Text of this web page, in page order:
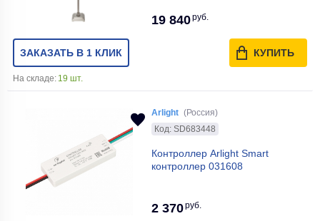
19 840руб.
ЗАКАЗАТЬ В 1 КЛИК КУПИТЬ
На складе: 19 шт.
Arlight (Россия)
Код: SD683448
Контроллер Arlight Smart
контроллер 031608
2 370руб.